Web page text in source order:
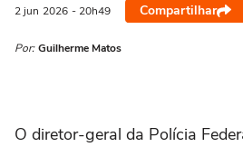
2 jun 2026 - 20h49 Compartilhar
Por: Guilherme Matos
O diretor-geral da Polícia